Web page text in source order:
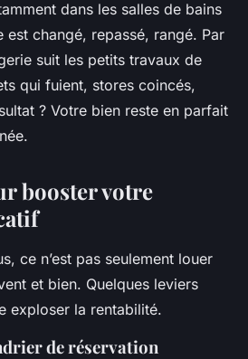
dans les salles de bains
est changé, repassé, rangé. Par
suit les petits travaux de
qui fuient, stores coincés,
? Votre bien reste en parfait
booster votre
ce n’est pas seulement louer
et bien. Quelques leviers
exploser la rentabilité.
de réservation